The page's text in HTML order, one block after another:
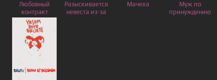
Любовный
контракт
Разыскивается
невеста из-за
Мачеха
Муж по
принуждению